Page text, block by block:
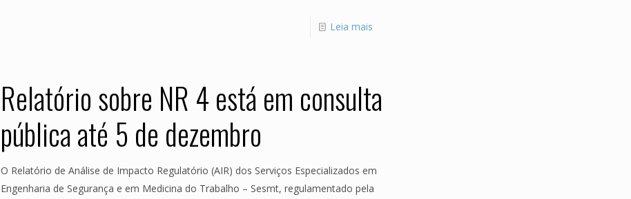
Leia mais
Relatório sobre NR 4 está em consulta
pública até 5 de dezembro
O Relatório de Análise de Impacto Regulatório (AIR) dos Serviços Especializados em
Engenharia de Segurança e em Medicina do Trabalho – Sesmt, regulamentado pela